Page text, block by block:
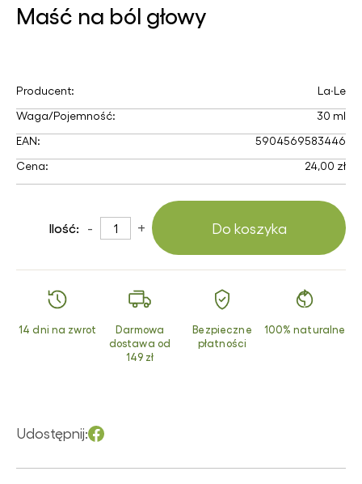
Maść na ból głowy
Producent:
La∙Le
Waga/Pojemność:
30 ml
EAN:
5904569583446
Cena:
24,00 zł
Ilość: - + Do koszyka
14 dni na zwrot
Darmowa
dostawa od
149 zł
Bezpieczne
płatności
100% naturalne
Udostępnij: